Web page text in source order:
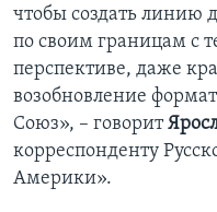
чтобы создать линию
по своим границам с
перспективе, даже
возобновление
Союз», – говорит
корреспонденту
Америки».